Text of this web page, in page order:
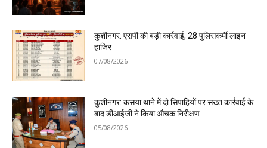
कुशीनगर: एसपी की बड़ी कार्रवाई, 28 पुलिसकर्मी लाइन
हाजिर
07/08/2026
कुशीनगर: कसया थाने में दो सिपाहियों पर सख्त कार्रवाई के
बाद डीआईजी ने किया औचक निरीक्षण
05/08/2026